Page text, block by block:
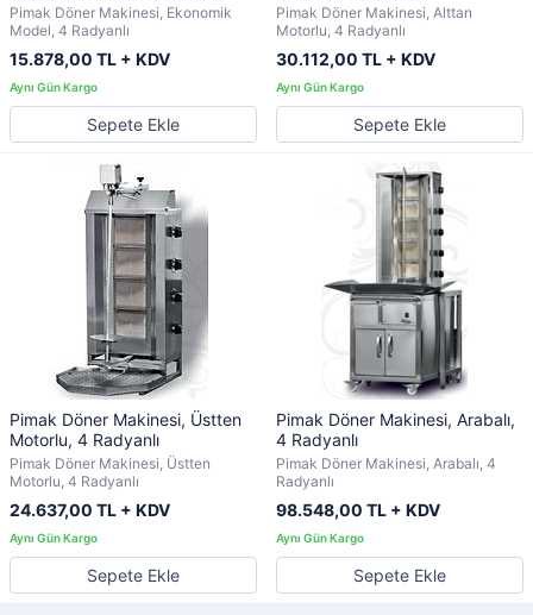
Pimak Döner Makinesi, Ekonomik
Model, 4 Radyanlı
15.878,00 TL + KDV
Sepete Ekle
Pimak Döner Makinesi, Alttan
Motorlu, 4 Radyanlı
30.112,00 TL + KDV
Sepete Ekle
Pimak Döner Makinesi, Üstten
Motorlu, 4 Radyanlı
Pimak Döner Makinesi, Üstten
Motorlu, 4 Radyanlı
24.637,00 TL + KDV
Sepete Ekle
Pimak Döner Makinesi, Arabalı,
4 Radyanlı
Pimak Döner Makinesi, Arabalı, 4
Radyanlı
98.548,00 TL + KDV
Sepete Ekle